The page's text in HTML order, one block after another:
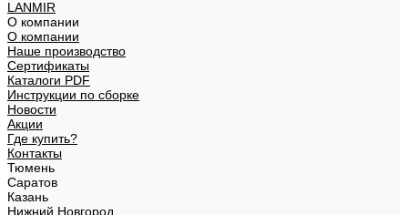
LANMIR
О компании
О компании
Наше производство
Сертификаты
Каталоги PDF
Инструкции по сборке
Новости
Акции
Где купить?
Контакты
Тюмень
Саратов
Казань
Нижний Новгород